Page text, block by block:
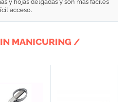
y hojas delgadas y son más fáciles
acceso.
IN MANICURING /